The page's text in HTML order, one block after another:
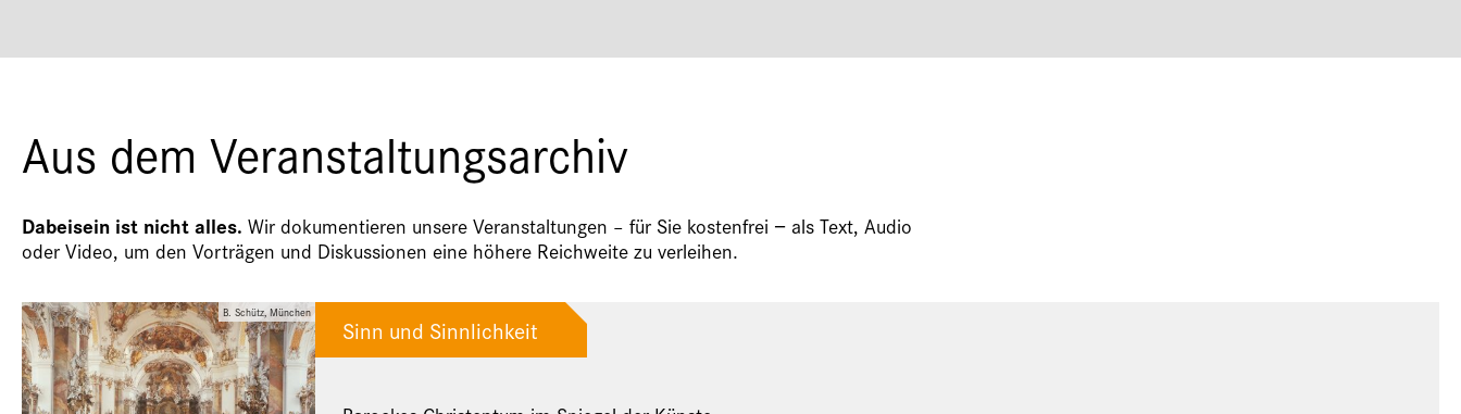
Aus dem Veranstaltungsarchiv
Dabeisein ist nicht alles. Wir dokumentieren unsere Veranstaltungen – für Sie kostenfrei − als Text, Audio
oder Video, um den Vorträgen und Diskussionen eine höhere Reichweite zu verleihen.
B. Schütz, München
Sinn und Sinnlichkeit